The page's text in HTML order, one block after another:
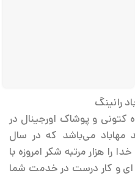
کتونی و پوشاک اورجینال در
مهاباد می‌باشد که در سال
خدا را هزار مرتبه شکر امروزه با
ای و کار درست در خدمت شما